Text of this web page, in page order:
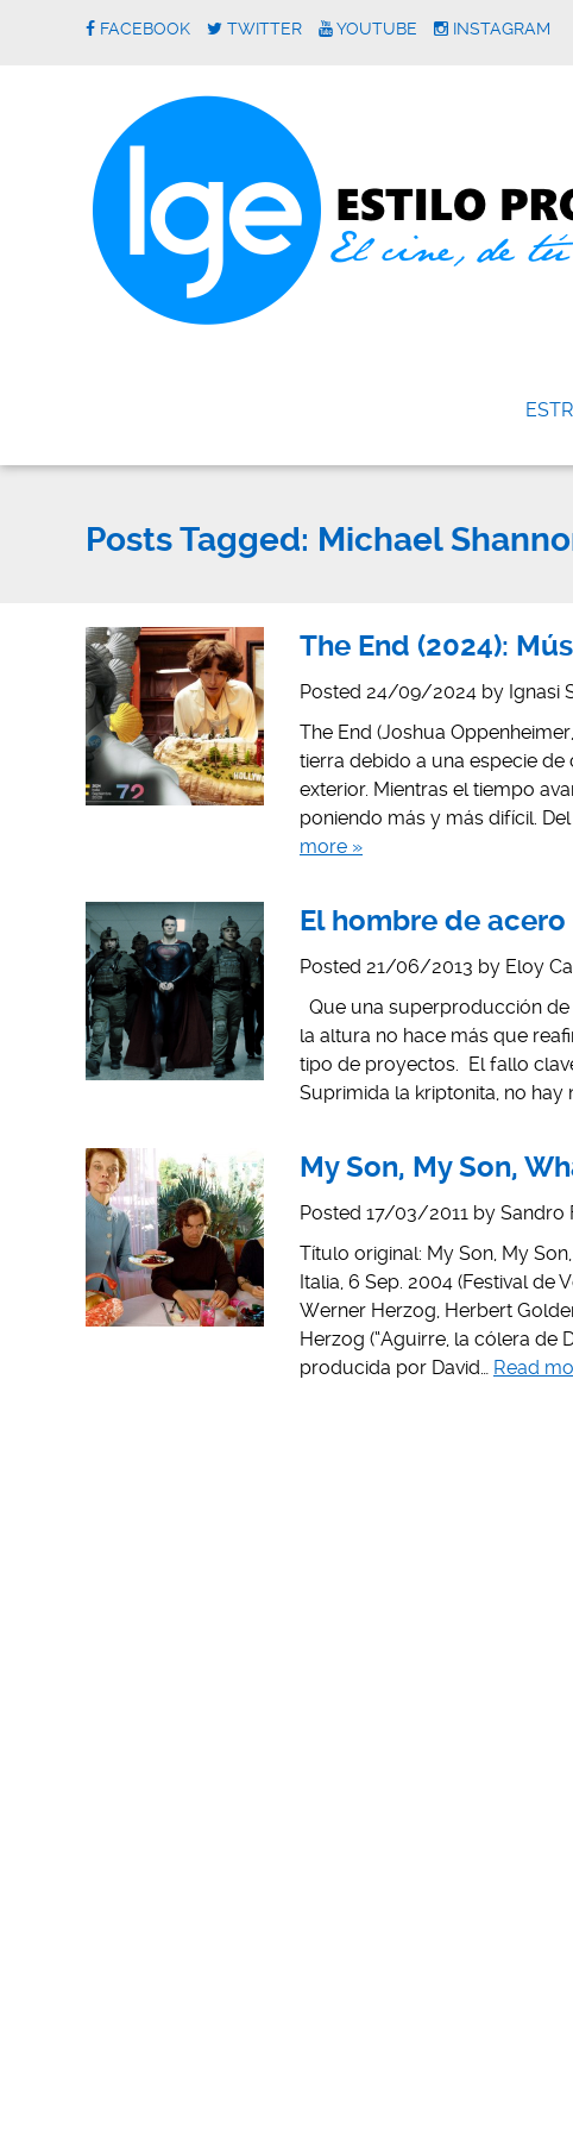
FACEBOOK TWITTER YOUTUBE INSTAGRAM
Posts Tagged: Michael
The End (2024):
Posted 24/09/2024 by Ignasi
The End (Joshua
tierra debido a una especie
exterior. Mientras el tiempo
poniendo más y más difícil.
more »
El hombre de
Posted 21/06/2013 by Eloy
Que una superproducción
la altura no hace más que
tipo de proyectos. El fallo
Suprimida la kriptonita, no hay
My Son, My Son,
Posted 17/03/2011 by Sandro
Título original: My Son, My
Italia, 6 Sep. 2004 (Festival de
Werner Herzog, Herbert
Herzog (“Aguirre, la cólera de
producida por David… Read